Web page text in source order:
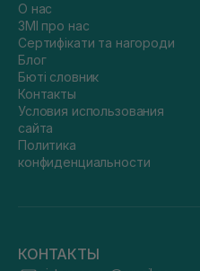
О нас
ЗМІ про нас
Сертифікати та нагороди
Блог
Бюті словник
Контакты
Условия использования
сайта
Политика
конфиденциальности
КОНТАКТЫ